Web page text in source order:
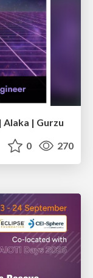
Alaka | Gurzu
0 270